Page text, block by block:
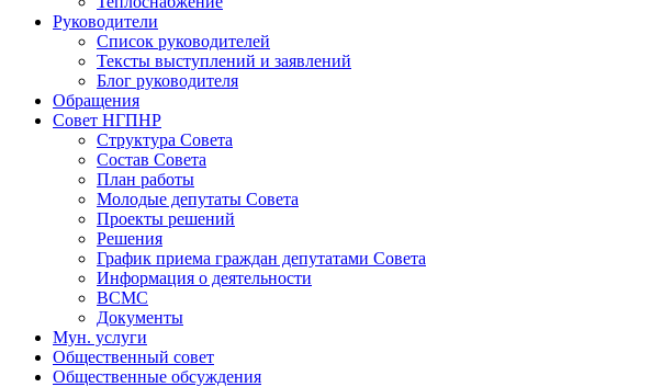
Руководители
Список руководителей
Тексты выступлений и заявлений
Блог руководителя
Обращения
Совет НГПНР
Структура Совета
Состав Совета
План работы
Молодые депутаты Совета
Проекты решений
Решения
График приема граждан депутатами Совета
Информация о деятельности
ВСМС
Документы
Мун. услуги
Общественный совет
Общественные обсуждения